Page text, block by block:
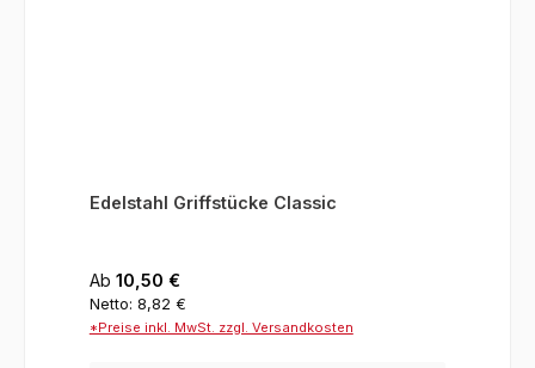
Edelstahl Griffstücke Classic
Regulärer Preis:
Ab 10,50 €
Netto: 8,82 €
*Preise inkl. MwSt. zzgl. Versandkosten